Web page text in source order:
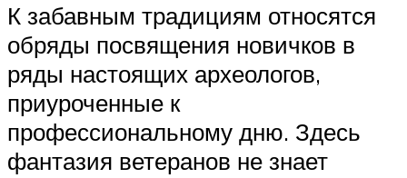
К забавным традициям относятся
обряды посвящения новичков в
ряды настоящих археологов,
приуроченные к
профессиональному дню. Здесь
фантазия ветеранов не знает